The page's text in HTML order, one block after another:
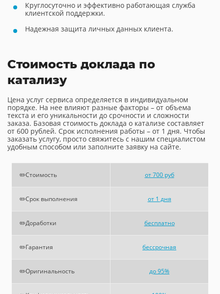
Круглосуточно и эффективно работающая служба
клиентской поддержки.
Надежная защита личных данных клиента.
Стоимость доклада по
катализу
Цена услуг сервиса определяется в индивидуальном
порядке. На нее влияют разные факторы – от объема
текста и его уникальности до срочности и сложности
заказа. Базовая стоимость доклада о катализе составляет
от 600 рублей. Срок исполнения работы – от 1 дня. Чтобы
заказать услугу, просто свяжитесь с нашим специалистом
удобным способом или заполните заявку на сайте.
✏️Стоимость от 700 руб
✏️Срок выполнения от 1 дня
✏️Доработки бесплатно
✏️Гарантия бессрочная
✏️Оригинальность до 95%